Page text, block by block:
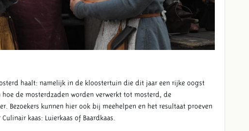
haalt: namelijk in de kloostertuin die dit jaar een rijke oogst
de mosterdzaden worden verwerkt tot mosterd, de
Bezoekers kunnen hier ook bij meehelpen en het resultaat proeven
kaas: Luierkaas of Baardkaas.